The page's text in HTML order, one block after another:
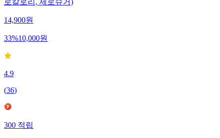
로칼로리, 제로슈거)
14,900원
33%10,000원
4.9
(36)
300적립